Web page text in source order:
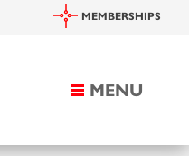
Toggle
MENU
MEMBERSHIPS